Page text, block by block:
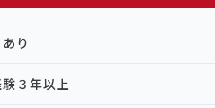
り
３年以上